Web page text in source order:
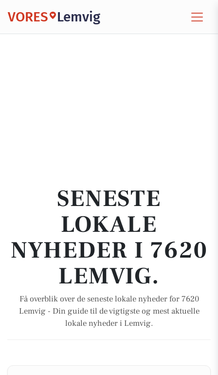
VORES Lemvig
SENESTE
LOKALE
NYHEDER I 7620
LEMVIG.
Få overblik over de seneste lokale nyheder for 7620
Lemvig - Din guide til de vigtigste og mest aktuelle
lokale nyheder i Lemvig.